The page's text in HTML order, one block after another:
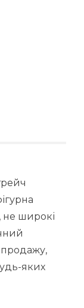
не широкі
яких